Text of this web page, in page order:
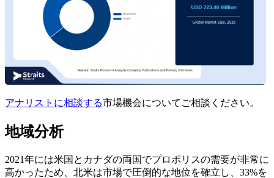
アナリストに相談する市場機会についてご相談ください。
地域分析
2021年には米国とカナダの両国でプロポリスの需要が非常に
高かったため、北米は市場で圧倒的な地位を確立し、33%を